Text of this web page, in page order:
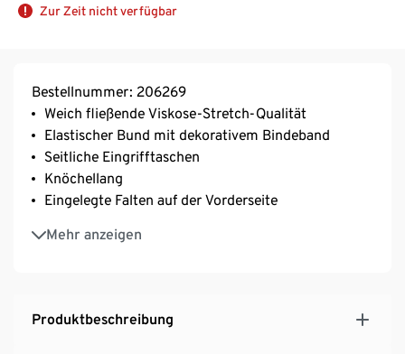
Zur Zeit nicht verfügbar
Bestellnummer: 206269
Weich fließende Viskose-Stretch-Qualität
Elastischer Bund mit dekorativem Bindeband
Seitliche Eingrifftaschen
Knöchellang
Eingelegte Falten auf der Vorderseite
Mehr anzeigen
Mit Elasthan: formbeständig, perfekter Sitz, hoher
Tragekomfort
Produktbeschreibung